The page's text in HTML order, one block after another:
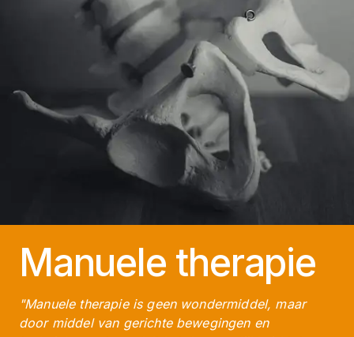
Manuele therapie
"Manuele therapie is geen wondermiddel, maar
door middel van gerichte bewegingen en